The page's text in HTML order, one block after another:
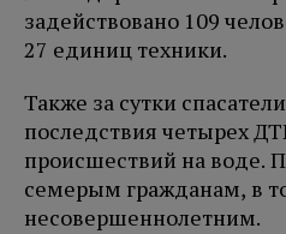
задействовано 109
27 единиц техники.
Также за сутки
последствия четырех
происшествий на воде.
семерым гражданам, в
несовершеннолетним.